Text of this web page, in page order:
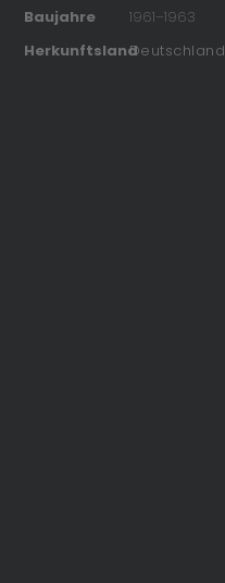
Baujahre
1961–1963
HerkunftslandDeutschland